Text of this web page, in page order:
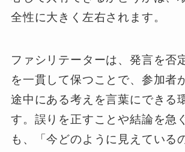
全性に大きく左右されます。
ファシリテーターは、発言を否
を一貫して保つことで、参加者
途中にある考えを言葉にできる
す。誤りを正すことや結論を急
も、「今どのように見えている